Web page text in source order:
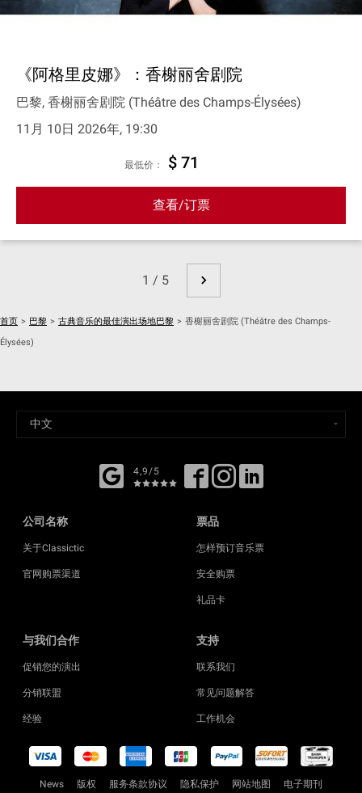
《阿格里皮娜》：香榭丽舍剧院
巴黎, 香榭丽舍剧院 (Théâtre des Champs-Élysées)
11月 10日 2026年, 19:30
最低价： $ 71
查看/订票
1 / 5
首页 > 巴黎 > 古典音乐的最佳演出场地巴黎 > 香榭丽舍剧院 (Théâtre des Champs-
Élysées)
4,9/5
公司名称
关于Classictic
官网购票渠道
票品
怎样预订音乐票
安全购票
礼品卡
与我们合作
促销您的演出
分销联盟
经验
支持
联系我们
常见问题解答
工作机会
News 版权 服务条款协议 隐私保护 网站地图 电子期刊